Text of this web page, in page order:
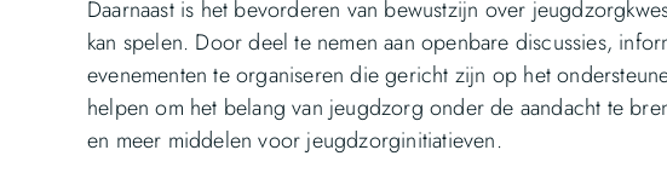
Daarnaast is het bevorderen van bewustzijn over
kan spelen. Door deel te nemen aan openbare discussies,
evenementen te organiseren die gericht zijn op het
helpen om het belang van jeugdzorg onder de aandacht te
en meer middelen voor jeugdzorginitiatieven.